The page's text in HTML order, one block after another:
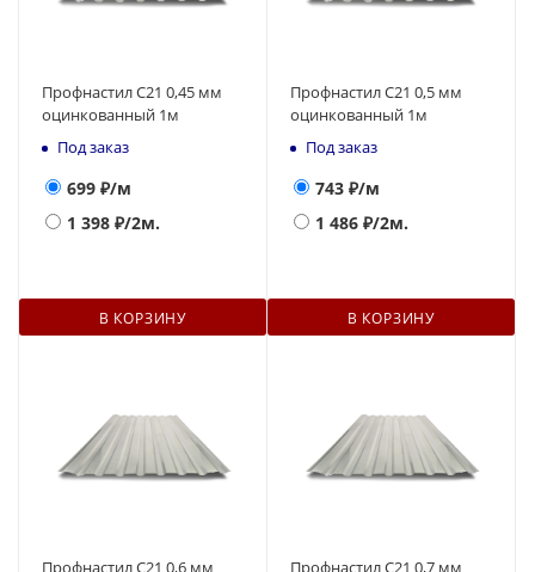
Профнастил С21 0,45 мм
оцинкованный 1м
Под заказ
699 ₽/м
1 398 ₽/2м.
В КОРЗИНУ
Профнастил С21 0,5 мм
оцинкованный 1м
Под заказ
743 ₽/м
1 486 ₽/2м.
В КОРЗИНУ
Профнастил С21 0,6 мм
Профнастил С21 0,7 мм